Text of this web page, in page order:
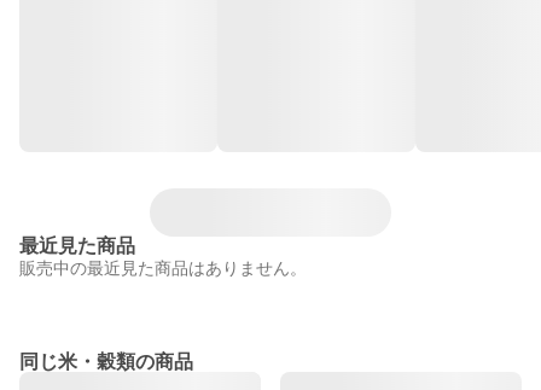
最近見た商品
販売中の最近見た商品はありません。
同じ米・穀類の商品